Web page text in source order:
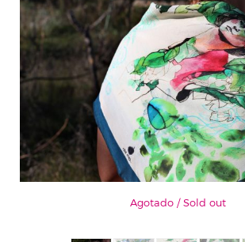
Agotado / Sold out